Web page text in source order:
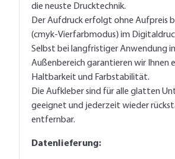
die neuste Drucktechnik.
Der Aufdruck erfolgt ohne Aufpreis
(cmyk-Vierfarbmodus) im
Selbst bei langfristiger Anwendung
Außenbereich garantieren wir Ihnen
Haltbarkeit und Farbstabilität.
Die Aufkleber sind für alle glatten
geeignet und jederzeit wieder
entfernbar.
Datenlieferung: